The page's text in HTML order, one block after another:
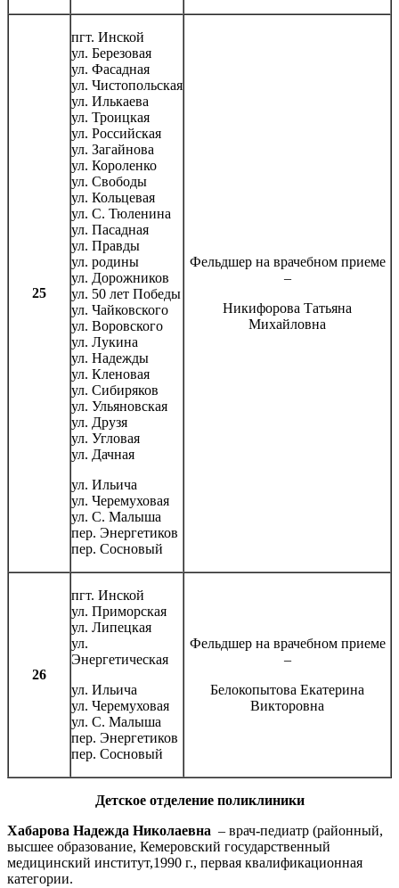
25
пгт. Инской
ул. Березовая
ул. Фасадная
ул. Чистопольская
ул. Илькаева
ул. Троицкая
ул. Российская
ул. Загайнова
ул. Короленко
ул. Свободы
ул. Кольцевая
ул. С. Тюленина
ул. Пасадная
ул. Правды
ул. родины
ул. Дорожников
ул. 50 лет Победы
ул. Чайковского
ул. Воровского
ул. Лукина
ул. Надежды
ул. Кленовая
ул. Сибиряков
ул. Ульяновская
ул. Друзя
ул. Угловая
ул. Дачная
ул. Ильича
ул. Черемуховая
ул. С. Малыша
пер. Энергетиков
пер. Сосновый
Фельдшер на врачебном приеме
–
Никифорова Татьяна
Михайловна
26
пгт. Инской
ул. Приморская
ул. Липецкая
ул.
Энергетическая
ул. Ильича
ул. Черемуховая
ул. С. Малыша
пер. Энергетиков
пер. Сосновый
Фельдшер на врачебном приеме
–
Белокопытова Екатерина
Викторовна
Детское отделение поликлиники
Хабарова Надежда Николаевна – врач-педиатр (районный,
высшее образование, Кемеровский государственный
медицинский институт,1990 г., первая квалификационная
категории.